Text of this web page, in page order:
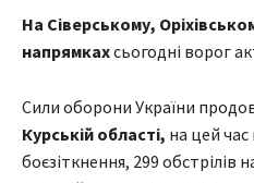
На Сіверському,
напрямкахсьогодні ворог
Сили оборони України
Курській області, на цей
боєзіткнення, 299 обстрілів